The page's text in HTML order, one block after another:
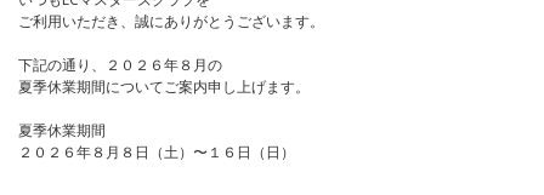
ご利用いただき、誠にありがとうございます。
下記の通り、２０２６年８月の
夏季休業期間についてご案内申し上げます。
夏季休業期間
２０２６年８月８日（土）〜１６日（日）